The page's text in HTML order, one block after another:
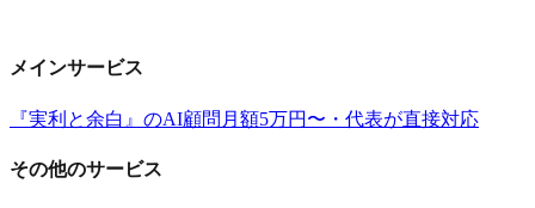
メインサービス
『実利と余白』のAI顧問 月額5万円〜・代表が直接対応
その他のサービス